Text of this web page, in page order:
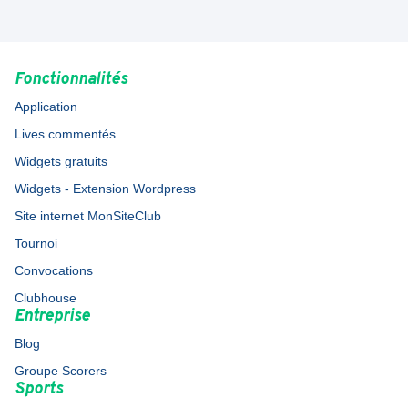
Fonctionnalités
Application
Lives commentés
Widgets gratuits
Widgets - Extension Wordpress
Site internet MonSiteClub
Tournoi
Convocations
Clubhouse
Entreprise
Blog
Groupe Scorers
Sports